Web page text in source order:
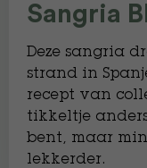
Sangria
Deze sangria
strand in
recept van
tikkeltje
bent, maar
lekkerder.